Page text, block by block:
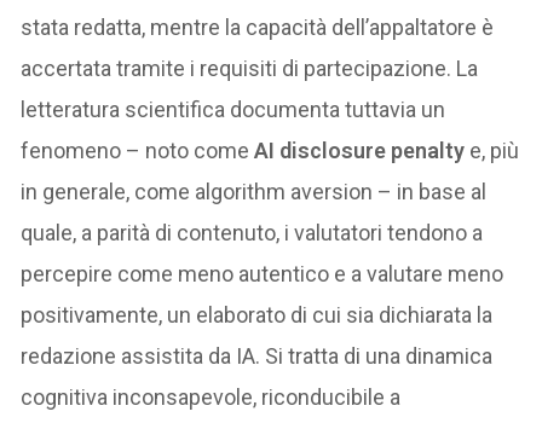
stata redatta, mentre la capacità dell’appaltatore è
accertata tramite i requisiti di partecipazione. La
letteratura scientifica documenta tuttavia un
fenomeno – noto comeAI disclosure penalty e, più
in generale, come algorithm aversion – in base al
quale, a parità di contenuto, i valutatori tendono a
percepire come meno autentico e a valutare meno
positivamente, un elaborato di cui sia dichiarata la
redazione assistita da IA. Si tratta di una dinamica
cognitiva inconsapevole, riconducibile a